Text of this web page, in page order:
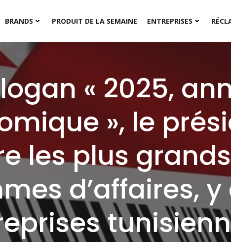
BRANDS PRODUIT DE LA SEMAINE ENTREPRISES
« 2025,
», le
les plus
d’affaires,